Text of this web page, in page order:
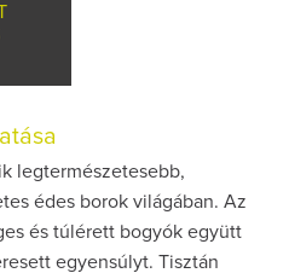
legtermészetesebb,
édes borok világában. Az
és túlérett bogyók együtt
egyensúlyt. Tisztán